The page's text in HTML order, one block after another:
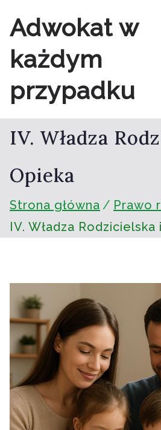
do
treści
Adwokat w
każdym
przypadku
IV. Władza
Opieka
Strona główna
Prawo
IV. Władza Rodzicielska